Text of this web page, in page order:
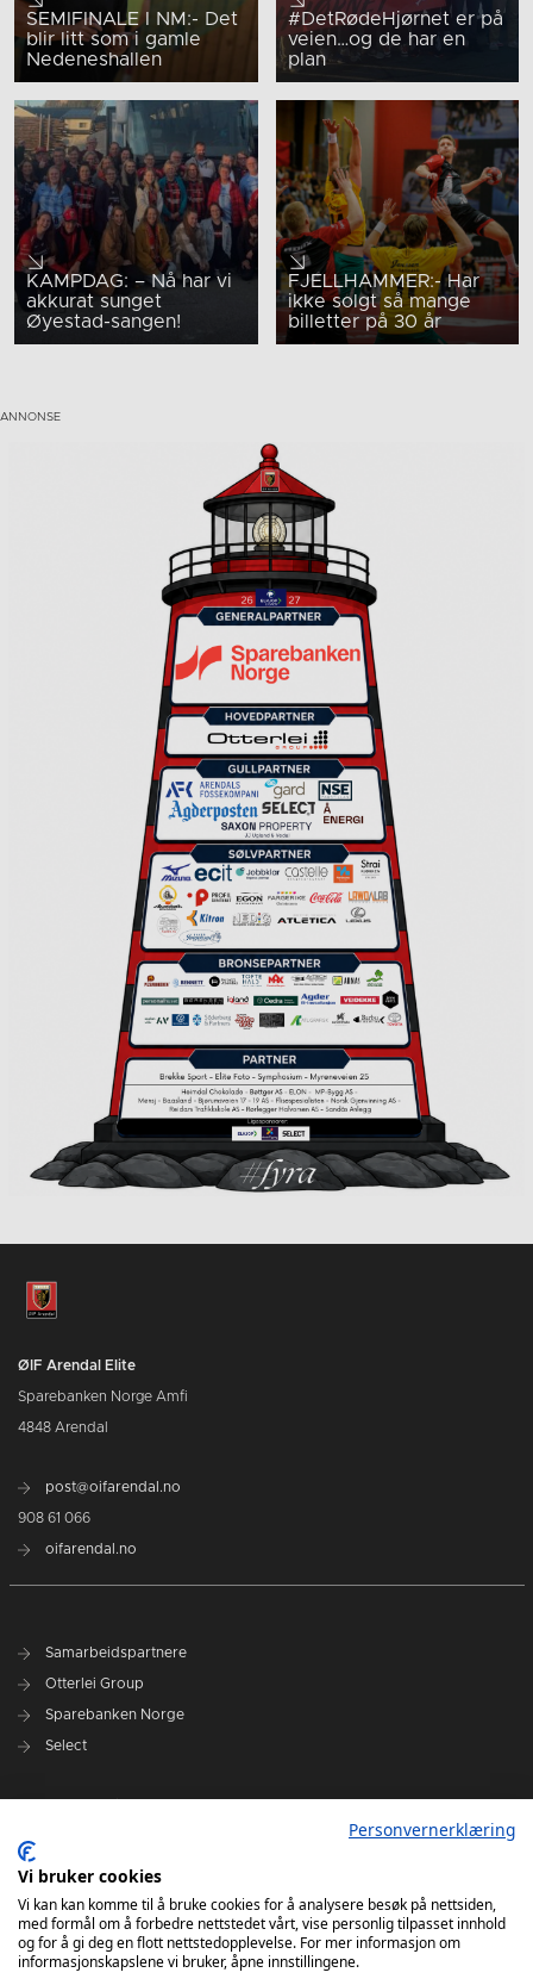
SEMIFINALE I NM:- Det
blir litt som i gamle
Nedeneshallen
#DetRødeHjørnet er på
veien…og de har en
plan
KAMPDAG: – Nå har vi
akkurat sunget
Øyestad-sangen!
FJELLHAMMER:- Har
ikke solgt så mange
billetter på 30 år
ØIF Arendal Elite
Sparebanken Norge Amfi
4848 Arendal
post@oifarendal.no
908 61 066
oifarendal.no
Samarbeidspartnere
Otterlei Group
Sparebanken Norge
Select
Spillerstall
Administrasjon
Styret
Personvernerklæring
Vi bruker cookies
Vi kan kan komme til å bruke cookies for å analysere besøk på nettsiden,
med formål om å forbedre nettstedet vårt, vise personlig tilpasset innhold
og for å gi deg en flott nettstedopplevelse. For mer informasjon om
informasjonskapslene vi bruker, åpne innstillingene.